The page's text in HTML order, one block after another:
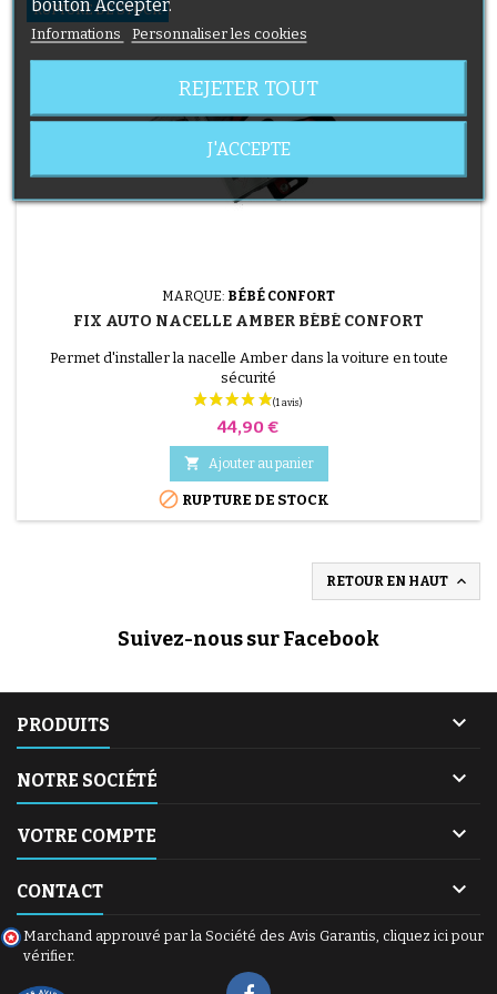
RUPTURE DE STOCK
MARQUE: BÉBÉ CONFORT
FIX AUTO NACELLE AMBER BÉBÉ CONFORT
Permet d'installer la nacelle Amber dans la voiture en toute
sécurité
Prix
44,90 €
 Ajouter au panier
 RUPTURE DE STOCK
RETOUR EN HAUT 
Suivez-nous sur Facebook
PRODUITS 
NOTRE SOCIÉTÉ 
VOTRE COMPTE 
CONTACT 
Marchand approuvé par la Société des Avis Garantis, cliquez ici pour
vérifier.
Informations Personnaliser les cookies
REJETER TOUT
J'ACCEPTE